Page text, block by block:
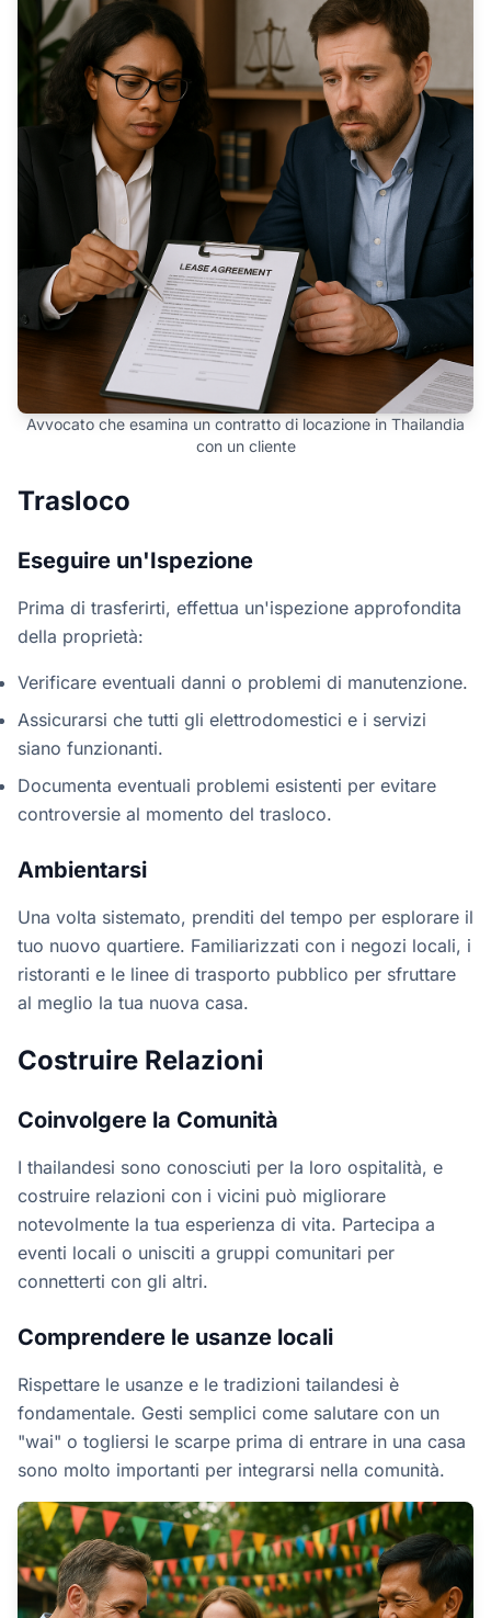
Avvocato che esamina un contratto di locazione in Thailandia
con un cliente
Trasloco
Eseguire un'Ispezione
Prima di trasferirti, effettua un'ispezione approfondita
della proprietà:
Verificare eventuali danni o problemi di manutenzione.
Assicurarsi che tutti gli elettrodomestici e i servizi
siano funzionanti.
Documenta eventuali problemi esistenti per evitare
controversie al momento del trasloco.
Ambientarsi
Una volta sistemato, prenditi del tempo per esplorare il
tuo nuovo quartiere. Familiarizzati con i negozi locali, i
ristoranti e le linee di trasporto pubblico per sfruttare
al meglio la tua nuova casa.
Costruire Relazioni
Coinvolgere la Comunità
I thailandesi sono conosciuti per la loro ospitalità, e
costruire relazioni con i vicini può migliorare
notevolmente la tua esperienza di vita. Partecipa a
eventi locali o unisciti a gruppi comunitari per
connetterti con gli altri.
Comprendere le usanze locali
Rispettare le usanze e le tradizioni tailandesi è
fondamentale. Gesti semplici come salutare con un
"wai" o togliersi le scarpe prima di entrare in una casa
sono molto importanti per integrarsi nella comunità.